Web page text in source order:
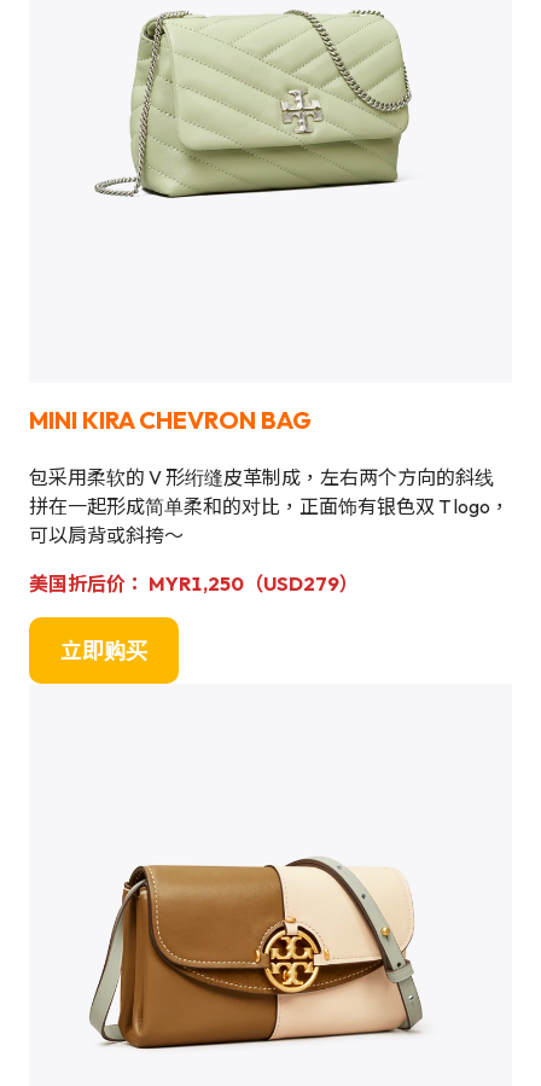
MINI KIRA CHEVRON BAG
包采用柔软的 V 形绗缝皮革制成，左右两个方向的斜线
拼在一起形成简单柔和的对比，正面饰有银色双 T logo，
可以肩背或斜挎～
美国折后价： MYR1,250（USD279）
立即购买